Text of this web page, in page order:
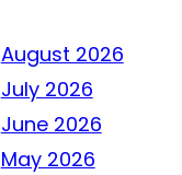
August 2026
July 2026
June 2026
May 2026